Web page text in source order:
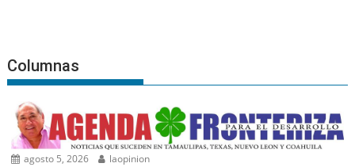
Columnas
agosto 5, 2026 laopinion